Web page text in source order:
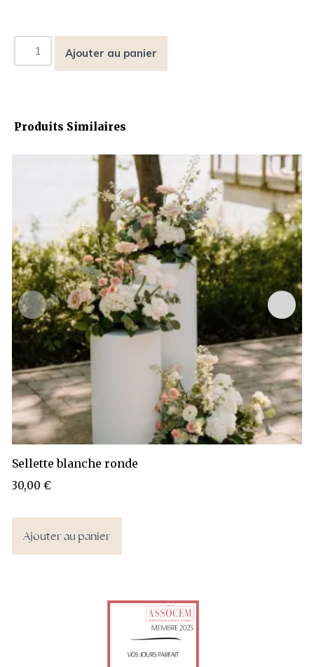
Ajouter au panier
Produits Similaires
Sellette blanche ronde
30,00€
Ajouter au panier